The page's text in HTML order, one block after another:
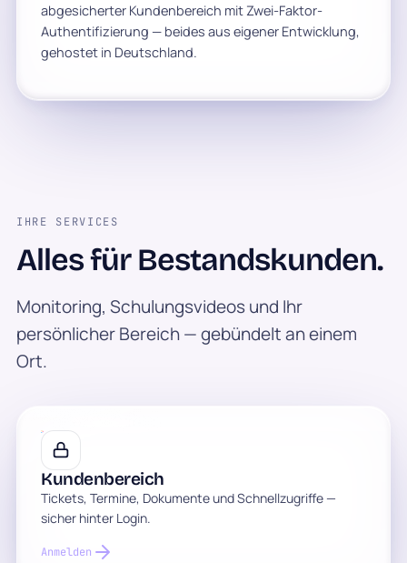
abgesicherter Kundenbereich mit Zwei-Faktor-
Authentifizierung — beides aus eigener Entwicklung,
gehostet in Deutschland.
IHRE SERVICES
Alles für Bestandskunden.
Monitoring, Schulungsvideos und Ihr
persönlicher Bereich — gebündelt an einem
Ort.
Kundenbereich
Tickets, Termine, Dokumente und Schnellzugriffe —
sicher hinter Login.
Anmelden